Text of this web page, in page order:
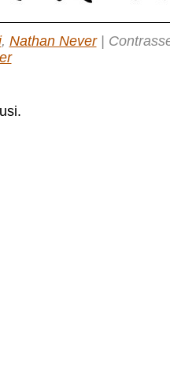
, Nathan Never|